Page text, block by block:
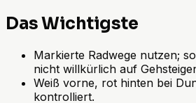
Das Wichtigste
Markierte Radwege nutzen;
nicht willkürlich auf
Weiß vorne, rot hinten bei
kontrolliert.